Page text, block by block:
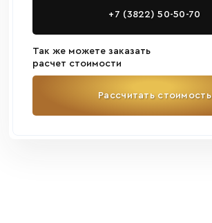
+7 (3822) 50-50-70
Так же можете заказать
расчет стоимости
Рассчитать стоимость